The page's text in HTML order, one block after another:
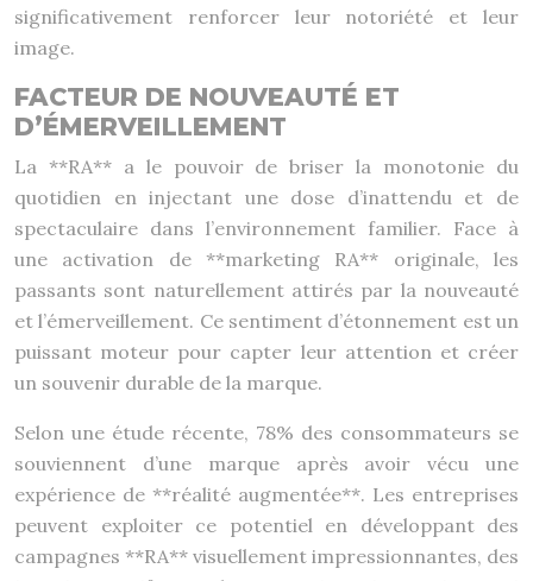
significativement renforcer leur notoriété et leur
image.
FACTEUR DE NOUVEAUTÉ ET
D’ÉMERVEILLEMENT
La **RA** a le pouvoir de briser la monotonie du
quotidien en injectant une dose d’inattendu et de
spectaculaire dans l’environnement familier. Face à
une activation de **marketing RA** originale, les
passants sont naturellement attirés par la nouveauté
et l’émerveillement. Ce sentiment d’étonnement est un
puissant moteur pour capter leur attention et créer
un souvenir durable de la marque.
Selon une étude récente, 78% des consommateurs se
souviennent d’une marque après avoir vécu une
expérience de **réalité augmentée**. Les entreprises
peuvent exploiter ce potentiel en développant des
campagnes **RA** visuellement impressionnantes, des